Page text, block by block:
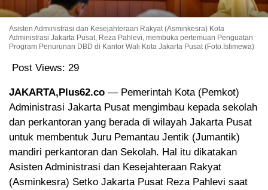
Asisten Administrasi dan Kesejahteraan Rakyat (Asminkesra) Kota
Administrasi Jakarta Pusat, Reza Pahlevi, membuka pertemuan Penguatan
Program Penurunan DBD di Kantor Wali Kota Jakarta Pusat (Foto.Istimewa)
Post Views: 29
JAKARTA,Plus62.co — Pemerintah Kota (Pemkot)
Administrasi Jakarta Pusat mengimbau kepada sekolah
dan perkantoran yang berada di wilayah Jakarta Pusat
untuk membentuk Juru Pemantau Jentik (Jumantik)
mandiri perkantoran dan Sekolah. Hal itu dikatakan
Asisten Administrasi dan Kesejahteraan Rakyat
(Asminkesra) Setko Jakarta Pusat Reza Pahlevi saat